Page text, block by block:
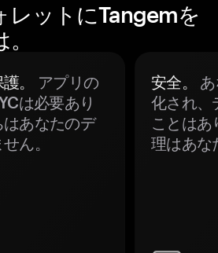
レットにTangemを
。
アプリの
は必要あり
はあなたのデ
ん。
安全。
化され、
ことはあ
理はあな